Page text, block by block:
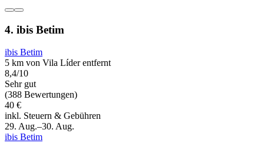
4. ibis Betim
ibis Betim
5 km von Vila Líder entfernt
8,4/10
Sehr gut
(388 Bewertungen)
40 €
inkl. Steuern & Gebühren
29. Aug.–30. Aug.
ibis Betim